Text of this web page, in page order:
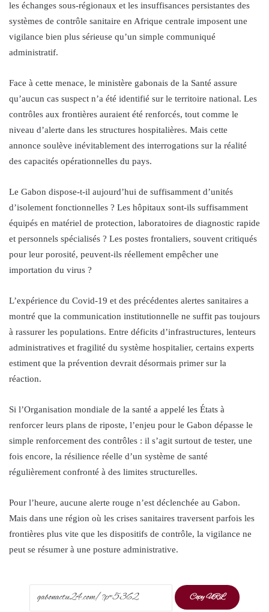
les échanges sous-régionaux et les insuffisances persistantes des
systèmes de contrôle sanitaire en Afrique centrale imposent une
vigilance bien plus sérieuse qu’un simple communiqué
administratif.
Face à cette menace, le ministère gabonais de la Santé assure
qu’aucun cas suspect n’a été identifié sur le territoire national. Les
contrôles aux frontières auraient été renforcés, tout comme le
niveau d’alerte dans les structures hospitalières. Mais cette
annonce soulève inévitablement des interrogations sur la réalité
des capacités opérationnelles du pays.
Le Gabon dispose-t-il aujourd’hui de suffisamment d’unités
d’isolement fonctionnelles ? Les hôpitaux sont-ils suffisamment
équipés en matériel de protection, laboratoires de diagnostic rapide
et personnels spécialisés ? Les postes frontaliers, souvent critiqués
pour leur porosité, peuvent-ils réellement empêcher une
importation du virus ?
L’expérience du Covid-19 et des précédentes alertes sanitaires a
montré que la communication institutionnelle ne suffit pas toujours
à rassurer les populations. Entre déficits d’infrastructures, lenteurs
administratives et fragilité du système hospitalier, certains experts
estiment que la prévention devrait désormais primer sur la
réaction.
Si l’Organisation mondiale de la santé a appelé les États à
renforcer leurs plans de riposte, l’enjeu pour le Gabon dépasse le
simple renforcement des contrôles : il s’agit surtout de tester, une
fois encore, la résilience réelle d’un système de santé
régulièrement confronté à des limites structurelles.
Pour l’heure, aucune alerte rouge n’est déclenchée au Gabon.
Mais dans une région où les crises sanitaires traversent parfois les
frontières plus vite que les dispositifs de contrôle, la vigilance ne
peut se résumer à une posture administrative.
Copy URL